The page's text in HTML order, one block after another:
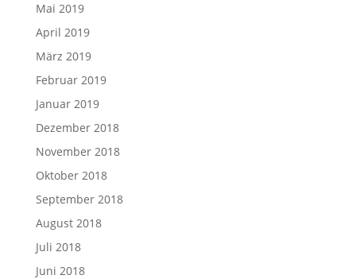
Mai 2019
April 2019
März 2019
Februar 2019
Januar 2019
Dezember 2018
November 2018
Oktober 2018
September 2018
August 2018
Juli 2018
Juni 2018